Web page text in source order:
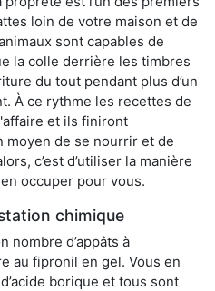
loin de votre maison et de
sont capables de
la colle derrière les timbres
du tout pendant plus d’un
À ce rythme les recettes de
et ils finiront
de se nourrir et de
c’est d’utiliser la manière
occuper pour vous.
chimique
nombre d’appâts à
au fipronil en gel. Vous en
borique et tous sont